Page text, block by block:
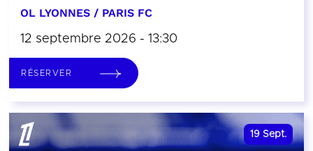
OL LYONNES / PARIS FC
12 septembre 2026 - 13:30
RÉSERVER
19 Sept.